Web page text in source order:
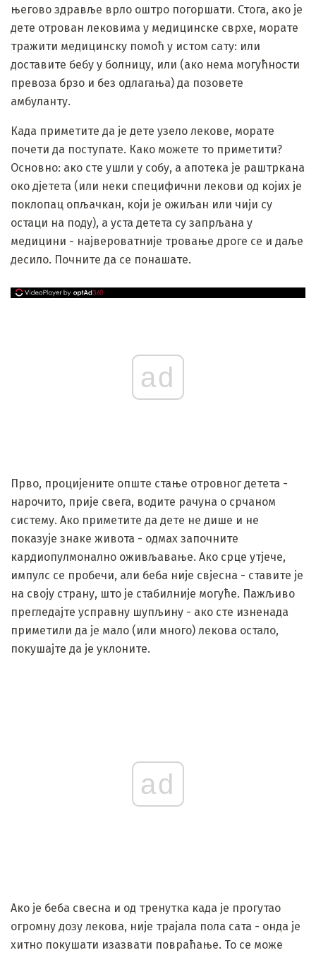
његово здравље врло оштро погоршати. Стога, ако је
дете отрован лековима у медицинске сврхе, морате
тражити медицинску помоћ у истом сату: или
доставите бебу у болницу, или (ако нема могућности
превоза брзо и без одлагања) да позовете
амбуланту.
Када приметите да је дете узело лекове, морате
почети да поступате. Како можете то приметити?
Основно: ако сте ушли у собу, а апотека је раштркана
око дјетета (или неки специфични лекови од којих је
поклопац опљачкан, који је ожиљан или чији су
остаци на поду), а уста детета су запрљана у
медицини - највероватније тровање дроге се и даље
десило. Почните да се понашате.
ad
Прво, процијените опште стање отровног детета -
нарочито, прије свега, водите рачуна о срчаном
систему. Ако приметите да дете не дише и не
показује знаке живота - одмах започните
кардиопулмонално оживљавање. Ако срце утјече,
импулс се пробечи, али беба није свјесна - ставите је
на своју страну, што је стабилније могуће. Пажљиво
прегледајте усправну шупљину - ако сте изненада
приметили да је мало (или много) лекова остало,
покушајте да је уклоните.
ad
Ако је беба свесна и од тренутка када је прогутао
огромну дозу лекова, није трајала пола сата - онда је
хитно покушати изазвати повраћање. То се може